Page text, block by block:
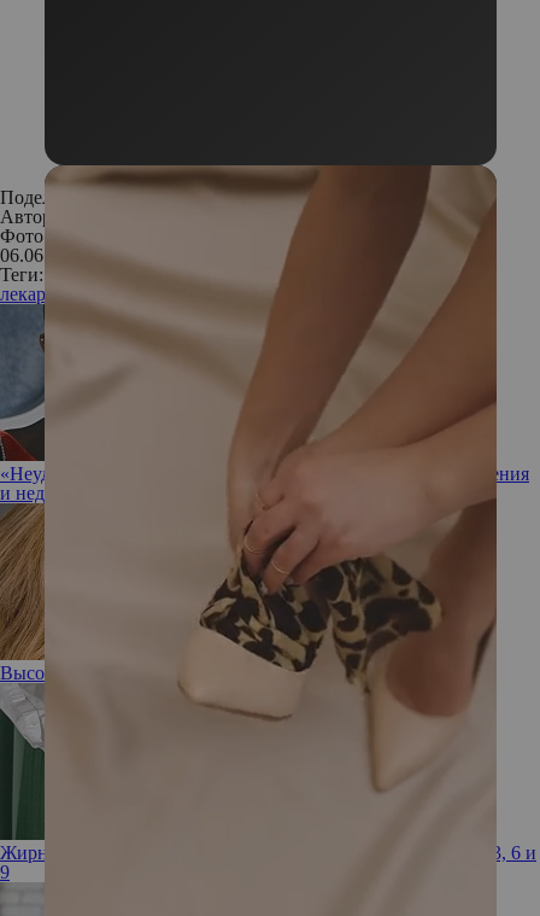
Поделиться:
Автор:
Фото: Unsplash
06.06.2020
Теги:
лекарственные растения
«Неудачник в любви»: почему распались очередные отношения
и недолгий брак Джошуа Джексона
Высокая проба: 3 весенних образа от Елены Кулецкой
Жирные кислоты: как получить необходимый запас Омега-3, 6 и
9